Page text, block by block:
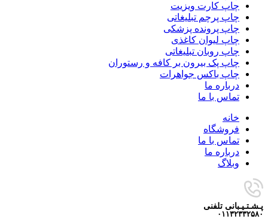
چاپ کارت ویزیت
چاپ پرچم تبلیغاتی
چاپ پرونده پزشکی
چاپ لیوان کاغذی
چاپ روبان تبلیغاتی
چاپ پک بیرون بر کافه و رستوران
چاپ باکس جواهرات
درباره ما
تماس با ما
خانه
فروشگاه
تماس با ما
درباره ما
وبلاگ
پـشـتـیـبانی تلفنی
۰۱۱۳۲۳۳۲۵۸۰